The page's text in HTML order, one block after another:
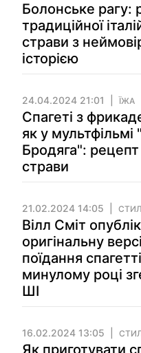
Болонське рагу:
традиційної
страви з
історією
24.04.2024 21:01 ЇЖА
Спагеті з
як у мультфільмі
Бродяга":
страви
21.02.2024 14:05
Вілл Сміт
оригінальну
поїдання
минулому році
ШІ
16.02.2024 13:05
Як приготувати